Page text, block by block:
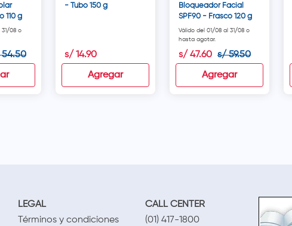
110 g
31/08 o
54.50
- Tubo 150 g
s/ 14.90
Agregar
Bloqueador Facial
SPF90 - Frasco 120 g
Válido del 01/08 al 31/08 o
hasta agotar.
s/ 47.60 s/ 59.50
Agregar
LEGAL
Términos y condiciones
CALL CENTER
(01) 417-1800